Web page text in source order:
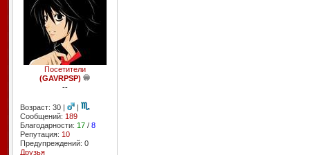
Посетители
(GAVRPSP)
--
Возраст: 30 |
|
Сообщений: 189
Благодарности: 17/ 8
Репутация: 10
Предупреждений: 0
Друзья